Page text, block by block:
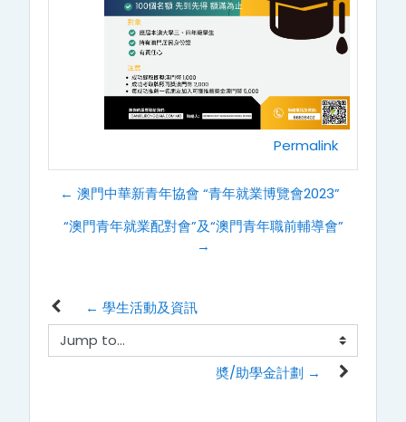
Permalink
← 澳門中華新青年協會 “青年就業博覽會2023”
“澳門青年就業配對會”及“澳門青年職前輔導會”
→
← 學生活動及資訊
Jump to...
奬/助學金計劃 →